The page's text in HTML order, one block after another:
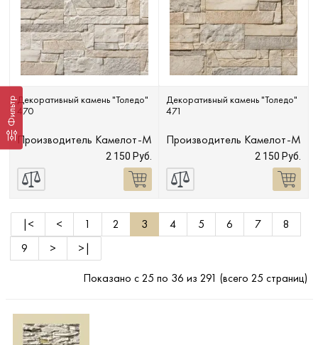
ФильтрДекоративный камень "Толедо"
470
Производитель Камелот-М
2 150 Руб.
Декоративный камень "Толедо"
471
Производитель Камелот-М
2 150 Руб.
|< < 1 2 3 4 5 6 7
8
9
>
>|
Показано с 25 по 36 из 291 (всего 25 страниц)